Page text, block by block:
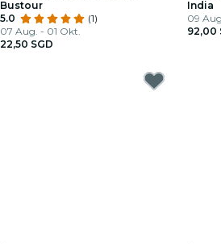
Bustour
5.0
(1)
07 Aug. - 01 Okt.
22,50 SGD
India
09
92,00